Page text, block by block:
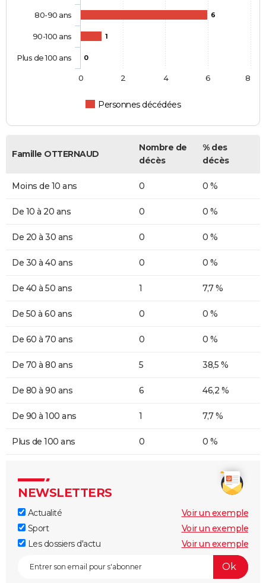
6
1
0
Personnes décédées
80-90 ans
90-100 ans
Plus de 100 ans
0 2 4 6 8
Famille OTTERNAUD
Nombre de
décès
% des
décès
Moins de 10 ans 0 0 %
De 10 à 20 ans 0 0 %
De 20 à 30 ans 0 0 %
De 30 à 40 ans 0 0 %
De 40 à 50 ans 1 7,7 %
De 50 à 60 ans 0 0 %
De 60 à 70 ans 0 0 %
De 70 à 80 ans 5 38,5 %
De 80 à 90 ans 6 46,2 %
De 90 à 100 ans 1 7,7 %
Plus de 100 ans 0 0 %
NEWSLETTERS
Actualité
Voir un exemple
Sport
Voir un exemple
Les dossiers d'actu
Voir un exemple